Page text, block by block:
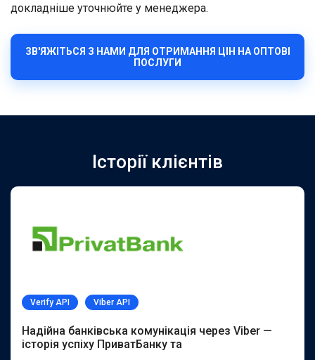
докладніше уточнюйте у менеджера.
ЗВ'ЯЖІТЬСЯ З НАМИ ДЛЯ ОТРИМАННЯ ЦІН НА ОПТОВІ
ПОСЛУГИ
Історії клієнтів
Verify API Viber API
Надійна банківська комунікація через Viber —
історія успіху ПриватБанку та